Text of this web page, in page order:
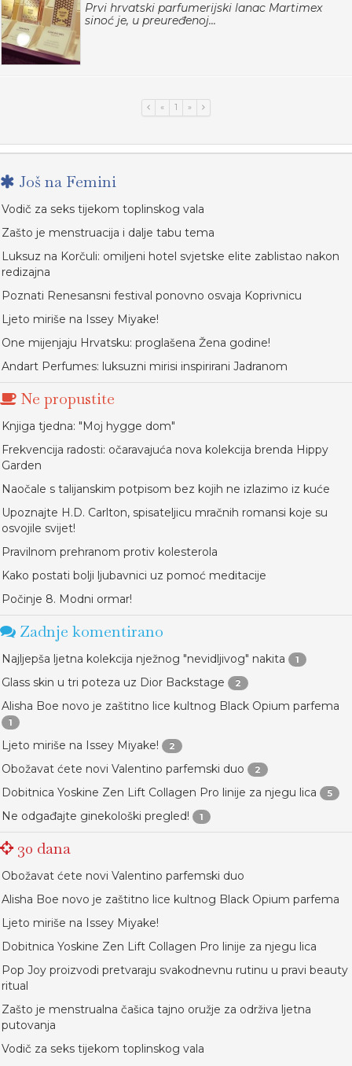
Prvi hrvatski parfumerijski lanac Martimex
sinoć je, u preuređenoj...
« 1 »
Još na Femini
Vodič za seks tijekom toplinskog vala
Zašto je menstruacija i dalje tabu tema
Luksuz na Korčuli: omiljeni hotel svjetske elite zablistao nakon
redizajna
Poznati Renesansni festival ponovno osvaja Koprivnicu
Ljeto miriše na Issey Miyake!
One mijenjaju Hrvatsku: proglašena Žena godine!
Andart Perfumes: luksuzni mirisi inspirirani Jadranom
Ne propustite
Knjiga tjedna: "Moj hygge dom"
Frekvencija radosti: očaravajuća nova kolekcija brenda Hippy
Garden
Naočale s talijanskim potpisom bez kojih ne izlazimo iz kuće
Upoznajte H.D. Carlton, spisateljicu mračnih romansi koje su
osvojile svijet!
Pravilnom prehranom protiv kolesterola
Kako postati bolji ljubavnici uz pomoć meditacije
Počinje 8. Modni ormar!
Zadnje komentirano
Najljepša ljetna kolekcija nježnog "nevidljivog" nakita 1
Glass skin u tri poteza uz Dior Backstage 2
Alisha Boe novo je zaštitno lice kultnog Black Opium parfema
1
Ljeto miriše na Issey Miyake! 2
Obožavat ćete novi Valentino parfemski duo 2
Dobitnica Yoskine Zen Lift Collagen Pro linije za njegu lica 5
Ne odgađajte ginekološki pregled! 1
30 dana
Obožavat ćete novi Valentino parfemski duo
Alisha Boe novo je zaštitno lice kultnog Black Opium parfema
Ljeto miriše na Issey Miyake!
Dobitnica Yoskine Zen Lift Collagen Pro linije za njegu lica
Pop Joy proizvodi pretvaraju svakodnevnu rutinu u pravi beauty
ritual
Zašto je menstrualna čašica tajno oružje za održiva ljetna
putovanja
Vodič za seks tijekom toplinskog vala